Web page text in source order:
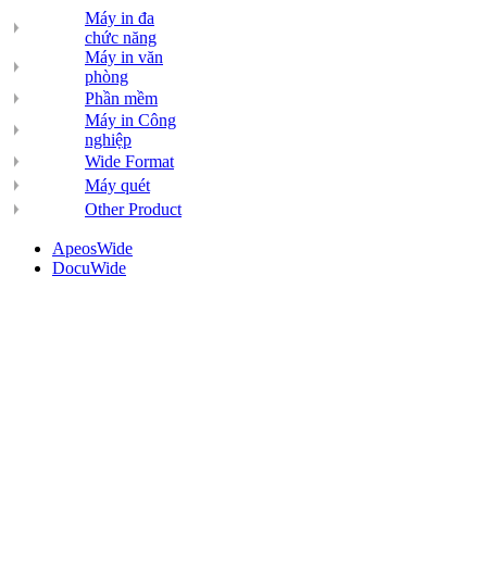
Máy in đa
chức năng
Máy in văn
phòng
Phần mềm
Máy in Công
nghiệp
Wide Format
Máy quét
Other Product
ApeosWide
DocuWide